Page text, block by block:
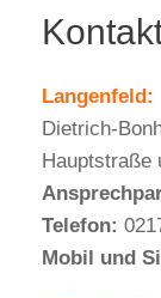
Langenfeld:
Dietrich-
Hauptstraße
Telefon:
Mobil und